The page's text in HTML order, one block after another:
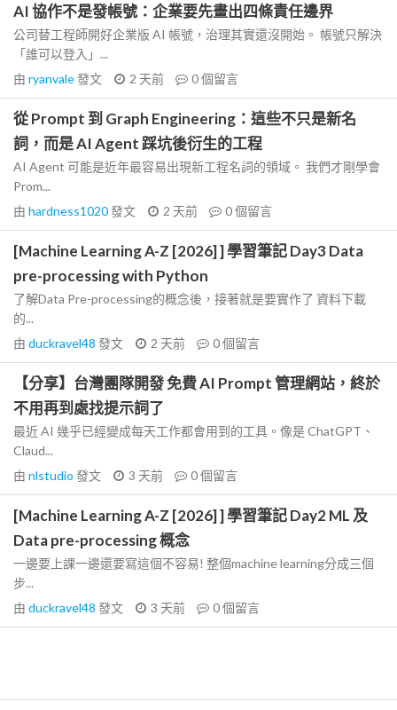
AI 協作不是發帳號：企業要先畫出四條責任邊界
公司替工程師開好企業版 AI 帳號，治理其實還沒開始。 帳號只解決
「誰可以登入」...
由 ryanvale發文 2 天前 0個留言
從 Prompt 到 Graph Engineering：這些不只是新名
詞，而是 AI Agent 踩坑後衍生的工程
AI Agent 可能是近年最容易出現新工程名詞的領域。 我們才剛學會
Prom...
由 hardness1020發文 2 天前 0個留言
[Machine Learning A-Z [2026] ] 學習筆記 Day3 Data
pre-processing with Python
了解Data Pre-processing的概念後，接著就是要實作了 資料下載
的...
由 duckravel48 發文 2 天前 0個留言
【分享】台灣團隊開發 免費 AI Prompt 管理網站，終於
不用再到處找提示詞了
最近 AI 幾乎已經變成每天工作都會用到的工具。像是 ChatGPT、
Claud...
由 nlstudio 發文 3 天前 0個留言
[Machine Learning A-Z [2026] ] 學習筆記 Day2 ML 及
Data pre-processing 概念
一邊要上課一邊還要寫這個不容易! 整個machine learning分成三個
步...
由 duckravel48 發文 3 天前 0個留言